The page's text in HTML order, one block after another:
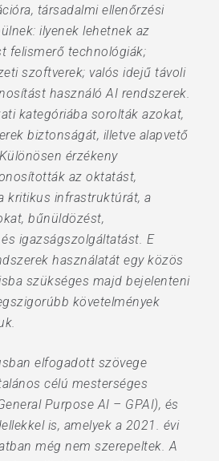
társadalmi ellenőrzési
ilyenek lehetnek az
felismerő technológiák;
szoftverek; valós idejű távoli
használó AI rendszerek.
kategóriába sorolták azokat,
biztonságát, illetve alapvető
érzékeny
az oktatást,
kritikus infrastruktúrát, a
bűnüldözést,
igazságszolgáltatást. E
használatát egy közös
szükséges majd bejelenteni
követelmények
elfogadott szövege
célú mesterséges
Purpose AI – GPAI), és
is, amelyek a 2021. évi
még nem szerepeltek. A